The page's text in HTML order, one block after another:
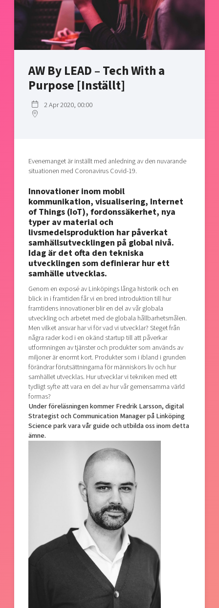
Shaping cities and regions
Bright East
Reversed mentorship
Current offers and activities
Upscaling
Talent & skills
Startup & industry collaboration
Funding opportunities
Our community of companies
Projects
Publications
Project toolbox
Our clusters
Today's lunch in Mjärdevi
AW By LEAD – Tech With a
Purpose [Inställt]
2 Apr 2020, 00:00
Evenemanget är inställt med anledning av den nuvarande
situationen med Coronavirus Covid-19.
Innovationer inom mobil
kommunikation, visualisering, Internet
of Things (IoT), fordonssäkerhet, nya
typer av material och
livsmedelsproduktion har påverkat
samhällsutvecklingen på global nivå.
Idag är det ofta den tekniska
utvecklingen som definierar hur ett
samhälle utvecklas.
Genom en exposé av Linköpings långa historik och en
blick in i framtiden får vi en bred introduktion till hur
framtidens innovationer blir en del av vår globala
utveckling och arbetet med de globala hållbarhetsmålen.
Men vilket ansvar har vi för vad vi utvecklar? Steget från
några rader kod i en okänd startup till att påverkar
utformningen av tjänster och produkter som används av
miljoner är enormt kort. Produkter som i ibland i grunden
förändrar förutsättningarna för människors liv och hur
samhället utvecklas. Hur utvecklar vi tekniken med ett
tydligt syfte att vara en del av hur vår gemensamma värld
formas?
Under föreläsningen kommer Fredrik Larsson, digital
Strategist och Communication Manager på Linköping
Science park vara vår guide och utbilda oss inom detta
ämne.